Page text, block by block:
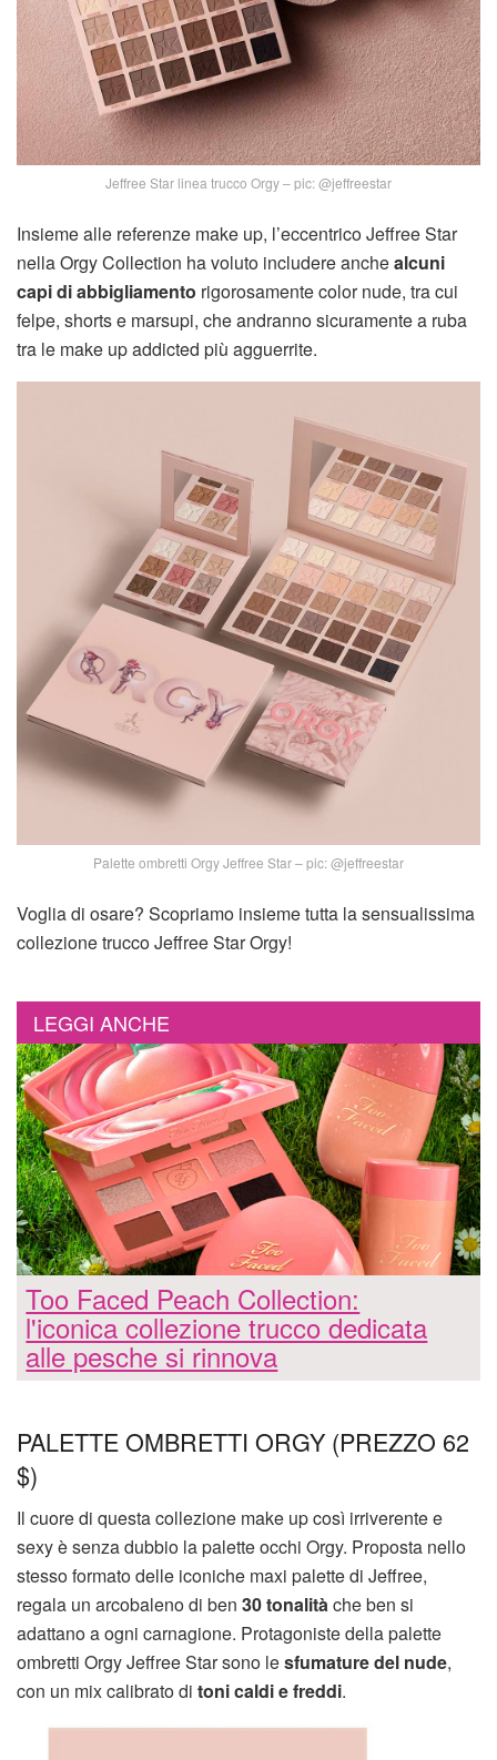
Jeffree Star linea trucco Orgy – pic: @jeffreestar
Insieme alle referenze make up, l’eccentrico Jeffree Star
nella Orgy Collection ha voluto includere anchealcuni
capi di abbigliamento rigorosamente color nude, tra cui
felpe, shorts e marsupi, che andranno sicuramente a ruba
tra le make up addicted più agguerrite.
Palette ombretti Orgy Jeffree Star – pic: @jeffreestar
Voglia di osare? Scopriamo insieme tutta la sensualissima
collezione trucco Jeffree Star Orgy!
LEGGI ANCHE
Too Faced Peach Collection:
l'iconica collezione trucco dedicata
alle pesche si rinnova
PALETTE OMBRETTI ORGY (PREZZO 62
$)
Il cuore di questa collezione make up così irriverente e
sexy è senza dubbio la palette occhi Orgy. Proposta nello
stesso formato delle iconiche maxi palette di Jeffree,
regala un arcobaleno di ben 30 tonalità che ben si
adattano a ogni carnagione. Protagoniste della palette
ombretti Orgy Jeffree Star sono lesfumature del nude,
con un mix calibrato di toni caldi e freddi.